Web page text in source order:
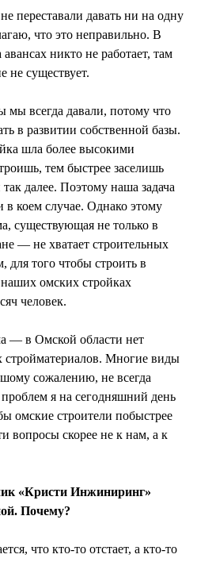
переставали давать ни на одну
что это неправильно. В
никто не работает, там
не существует.
мы всегда давали, потому что
в развитии собственной базы.
шла более высокими
тем быстрее заселишь
далее. Поэтому наша задача
коем случае. Однако этому
существующая не только в
— не хватает строительных
того чтобы строить в
омских стройках
человек.
— в Омской области нет
стройматериалов. Многие виды
сожалению, не всегда
я на сегодняшний день
омские строители побыстрее
вопросы скорее не к нам, а к
«Кристи Инжиниринг»
Почему?
что кто-то отстает, а кто-то